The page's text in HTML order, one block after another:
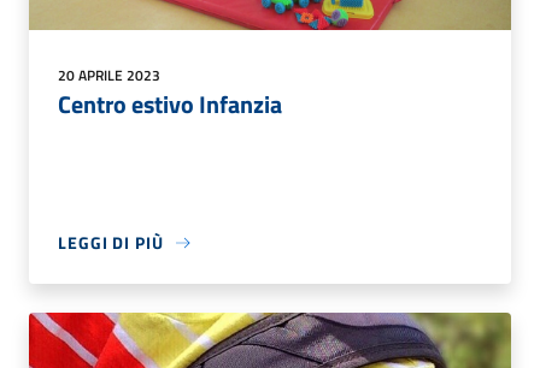
20 APRILE 2023
Centro estivo Infanzia
LEGGI DI PIÙ